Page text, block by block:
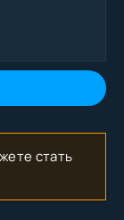
стать